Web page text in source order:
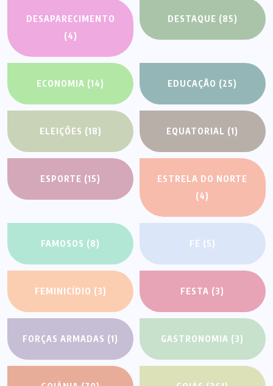
DESAPARECIMENTO
(4)
DESTAQUE (85)
ECONOMIA (14) EDUCAÇÃO (25)
ELEIÇÕES (18) EQUATORIAL (1)
ESPORTE (15)
ESTRELA DO NORTE
(4)
FAMOSOS (8) FÉ (5)
FEMINICÍDIO (3) FESTA (3)
FORÇAS ARMADAS (1) GASTRONOMIA (3)